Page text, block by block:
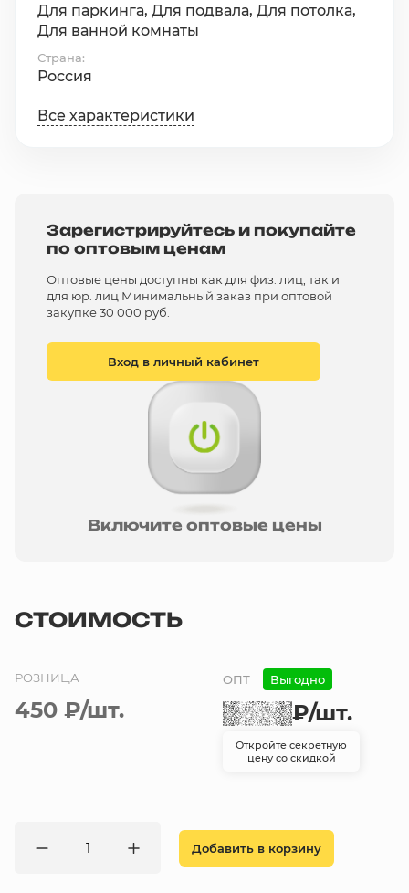
Для паркинга, Для подвала, Для потолка,
Для ванной комнаты
Страна
Россия
Все характеристики
Зарегистрируйтесь и покупайте
по оптовым ценам
Оптовые цены доступны как для физ. лиц, так и
для юр. лиц Минимальный заказ при оптовой
закупке 30 000 руб.
Вход в личный кабинет
Включите оптовые цены
СТОИМОСТЬ
РОЗНИЦА
450 ₽/шт.
ОПТ Выгодно
₽/шт.
Откройте секретную
цену со скидкой
Добавить в корзину